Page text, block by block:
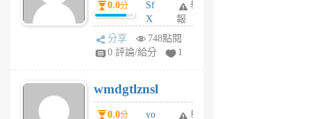
0.0分
Sf
X
Pe
Jc
R
P
m
舉
報
分享
748點閱
0 評論/給分
1
wmdgtlznsl
0.0分
yo
舉